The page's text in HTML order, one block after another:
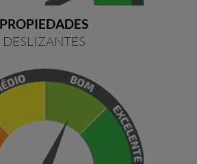
PROPIEDADES
DESLIZANTES